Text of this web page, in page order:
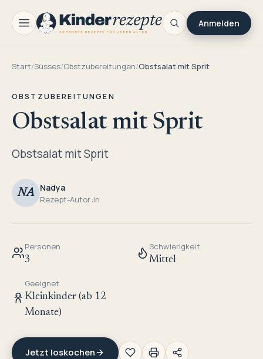
Anmelden
Start/Süsses/Obstzubereitungen/Obstsalat mit Sprit
OBSTZUBEREITUNGEN
Obstsalat mit Sprit
Obstsalat mit Sprit
NA Nadya
Rezept-Autor:in
Personen
3
Schwierigkeit
Mittel
Geeignet
Kleinkinder (ab 12
Monate)
Jetzt loskochen